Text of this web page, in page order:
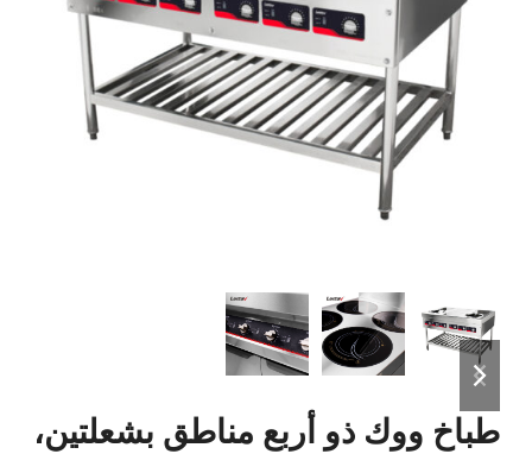
previous
slide
next
slide
طباخ ووك ذو أربع مناطق بشعلتين،